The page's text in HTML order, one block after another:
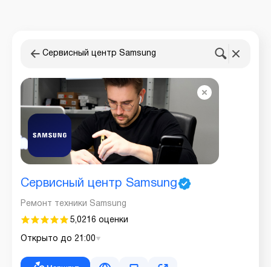
Сервисный центр Samsung
Сервисный центр Samsung
Ремонт техники Samsung
5,0216 оценки
Открыто до 21:00